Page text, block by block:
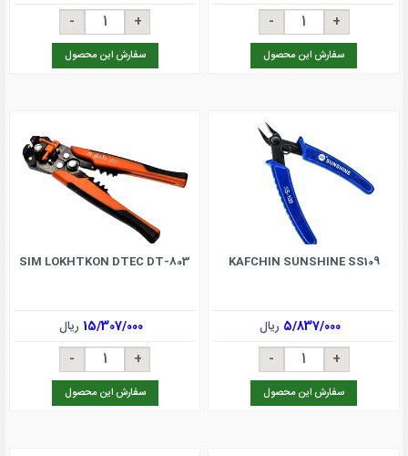
سفارش این محصول سفارش این محصول
KAFCHIN SUNSHINE SS109
5/837/000 ریال
سفارش این محصول
SIM LOKHTKON DTEC DT-803
15/307/000 ریال
سفارش این محصول